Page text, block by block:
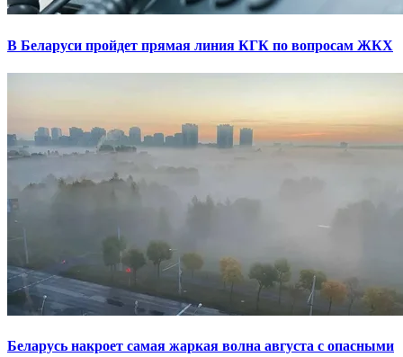
В Беларуси пройдет прямая линия КГК по вопросам ЖКХ
Беларусь накроет самая жаркая волна августа с опасными